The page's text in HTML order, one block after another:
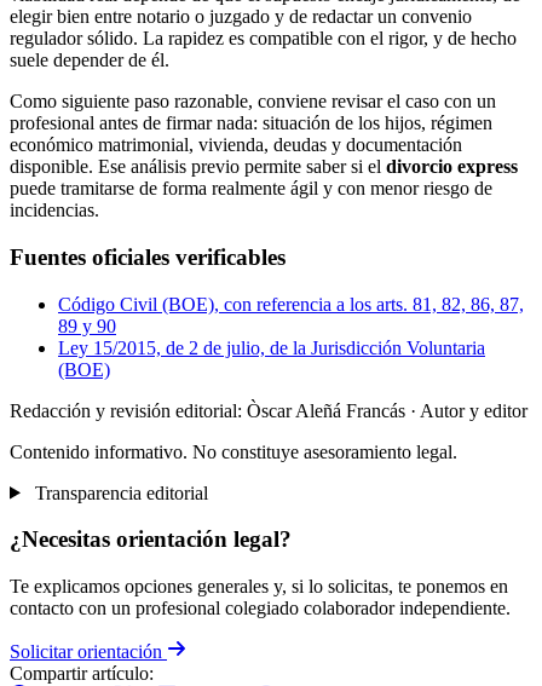
elegir bien entre notario o juzgado y de redactar un convenio
regulador sólido. La rapidez es compatible con el rigor, y de hecho
suele depender de él.
Como siguiente paso razonable, conviene revisar el caso con un
profesional antes de firmar nada: situación de los hijos, régimen
económico matrimonial, vivienda, deudas y documentación
disponible. Ese análisis previo permite saber si el divorcio express
puede tramitarse de forma realmente ágil y con menor riesgo de
incidencias.
Fuentes oficiales verificables
Código Civil (BOE), con referencia a los arts. 81, 82, 86, 87,
89 y 90
Ley 15/2015, de 2 de julio, de la Jurisdicción Voluntaria
(BOE)
Redacción y revisión editorial: Òscar Aleñá Francás · Autor y editor
Contenido informativo. No constituye asesoramiento legal.
Transparencia editorial
¿Necesitas orientación legal?
Te explicamos opciones generales y, si lo solicitas, te ponemos en
contacto con un profesional colegiado colaborador independiente.
Solicitar orientación
Compartir artículo: